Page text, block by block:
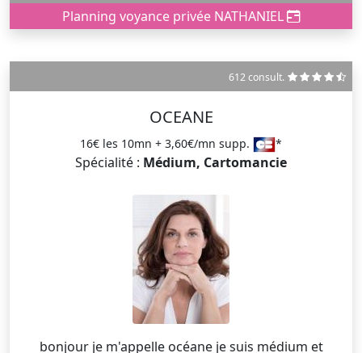
Planning voyance privée NATHANIEL
612 consult.
OCEANE
16€ les 10mn + 3,60€/mn supp. *
Spécialité : Médium, Cartomancie
bonjour je m'appelle océane je suis médium et